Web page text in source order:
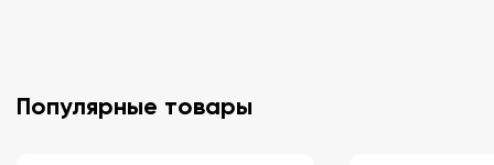
Популярные товары